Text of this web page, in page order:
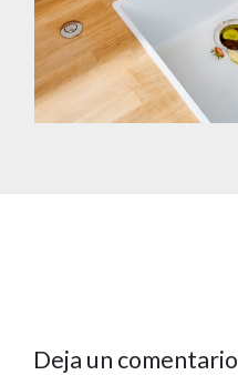
Deja un comentario